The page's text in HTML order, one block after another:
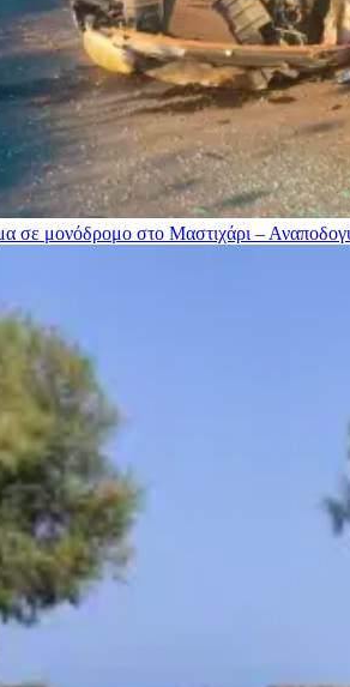
σε μονόδρομο στο Μαστιχάρι –